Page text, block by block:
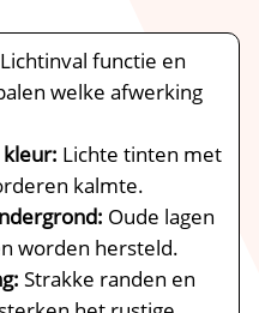
Lichtinval functie en
welke afwerking
kleur: Lichte tinten met
kalmte.​
Oude lagen
worden hersteld.​
Strakke randen en